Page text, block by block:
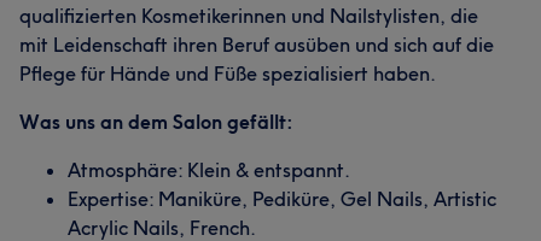
Was unsere Kunden über Tisch sagen
Kompetent 11 Sympathisch 7 Herzlich 7
Professionell
qualifizierten Kosmetikerinnen und Nailstylisten, die
mit Leidenschaft ihren Beruf ausüben und sich auf die
Pflege für Hände und Füße spezialisiert haben.
Was uns an dem Salon gefällt:
Atmosphäre: Klein & entspannt.
Expertise: Maniküre, Pediküre, Gel Nails, Artistic
Acrylic Nails, French.